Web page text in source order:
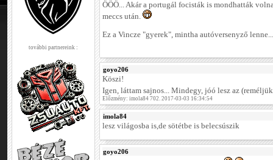
további partnereink :
ÖÖÖ... Akár a portugál focisták is mondhatták
meccs után.
Ez a Vincze "gyerek", mintha autóversenyző lenne...
goyo206
Köszi!
Igen, láttam sajnos... Mindegy, jóó lesz az
Előzmény: imola84 702. 2017-03-03 16:34:54
imola84
lesz világosba is,de sötétbe is belecsúszik
goyo206